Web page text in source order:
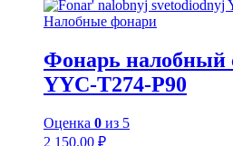
Налобные фонари
Фонарь налобный
YYC-T274-P90
Оценка 0 из 5
2 150.00 ₽